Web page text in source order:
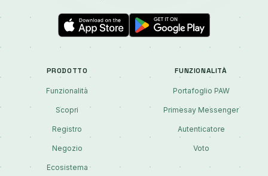
PRODOTTO
Funzionalità
Scopri
Registro
Negozio
Ecosistema
FUNZIONALITÀ
Portafoglio PAW
Primesay Messenger
Autenticatore
Voto